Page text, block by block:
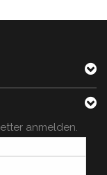
anmelden.